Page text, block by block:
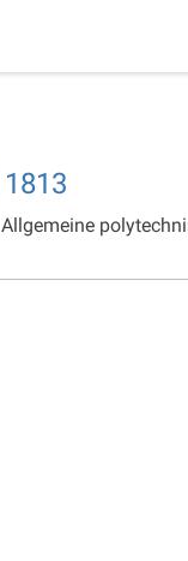
1813
Allgemeine